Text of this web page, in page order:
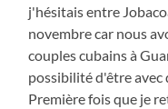
j'hésitais entre
novembre car nous
couples cubains à
possibilité d'être avec
Première fois que je